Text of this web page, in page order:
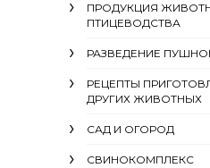
ПРОДУКЦИЯ
ПТИЦЕВОДСТВА
РАЗВЕДЕНИЕ
РЕЦЕПТЫ
ДРУГИХ ЖИВОТНЫХ
САД И ОГОРОД
СВИНОКОМПЛЕКС